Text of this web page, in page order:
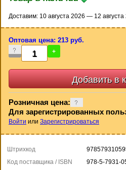
Доставим: 10 августа 2026 — 12 августа
Оптовая цена: 213 руб.
- +
Розничная цена:
Для зарегистрированных
Войти или Зарегистрироваться
Штрихкод
Код поставщика / ISBN
978-5-7931-